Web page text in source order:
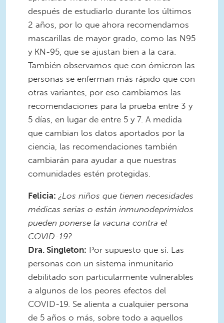
después de estudiarlo durante los últimos
2 años, por lo que ahora recomendamos
mascarillas de mayor grado, como las N95
y KN-95, que se ajustan bien a la cara.
También observamos que con ómicron las
personas se enferman más rápido que con
otras variantes, por eso cambiamos las
recomendaciones para la prueba entre 3 y
5 días, en lugar de entre 5 y 7. A medida
que cambian los datos aportados por la
ciencia, las recomendaciones también
cambiarán para ayudar a que nuestras
comunidades estén protegidas.
Felicia: ¿Los niños que tienen necesidades
médicas serias o están inmunodeprimidos
pueden ponerse la vacuna contra el
COVID-19?
Dra. Singleton: Por supuesto que sí. Las
personas con un sistema inmunitario
debilitado son particularmente vulnerables
a algunos de los peores efectos del
COVID-19. Se alienta a cualquier persona
de 5 años o más, sobre todo a aquellos